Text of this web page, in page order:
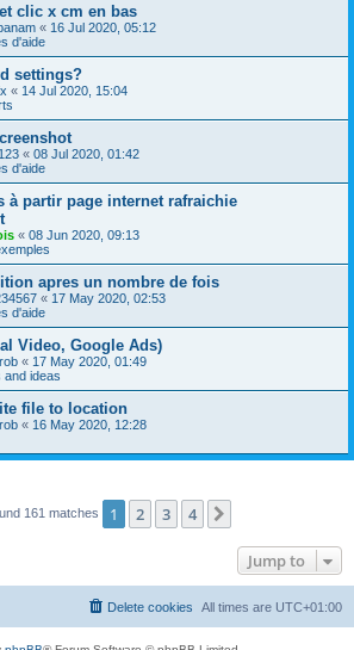
clic x cm en bas
« 16 Jul 2020, 05:12
d'aide
settings?
« 14 Jul 2020, 15:04
« 08 Jul 2020, 01:42
d'aide
à partir page internet rafraichie
« 08 Jun 2020, 09:13
apres un nombre de fois
« 17 May 2020, 02:53
d'aide
Video, Google Ads)
« 17 May 2020, 01:49
and ideas
file to location
« 16 May 2020, 12:28
161 matches 1 2 3 4
Jump to
All times are UTC+01:00
Delete cookies